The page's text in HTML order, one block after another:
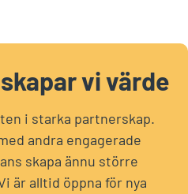
vi värde
i starka partnerskap.
andra engagerade
skapa ännu större
är alltid öppna för nya